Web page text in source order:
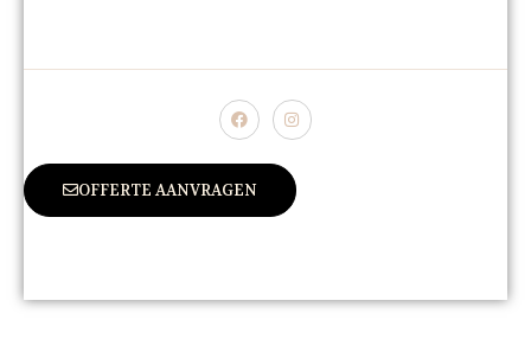
OFFERTE AANVRAGEN